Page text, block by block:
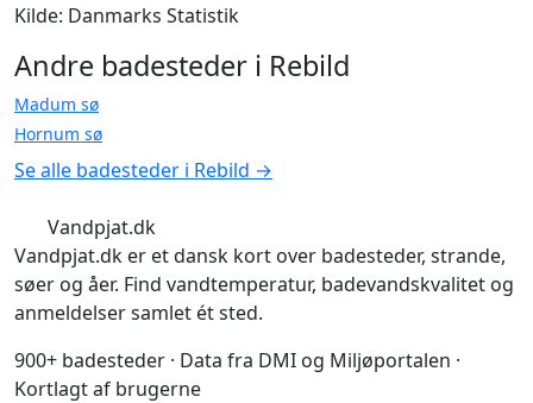
Kilde: Danmarks Statistik
Andre badesteder i Rebild
Madum sø
Hornum sø
Se alle badesteder i Rebild →
Vandpjat.dk
Vandpjat.dk er et dansk kort over badesteder, strande,
søer og åer. Find vandtemperatur, badevandskvalitet og
anmeldelser samlet ét sted.
900+ badesteder · Data fra DMI og Miljøportalen ·
Kortlagt af brugerne